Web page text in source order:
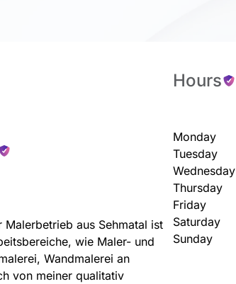
aus Sehmatal ist
wie Maler- und
Wandmalerei an
von meiner qualitativ
Hours
Monday
Tuesday
Wednesday
Thursday
Friday
Saturday
Sunday